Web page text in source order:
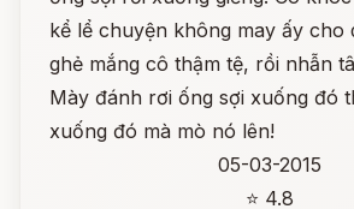
kể lể chuyện không may ấy cho
ghẻ mắng cô thậm tệ, rồi nhẫn
Mày đánh rơi ống sợi xuống đó
xuống đó mà mò nó lên!
05-03-2015
⭐ 4.8